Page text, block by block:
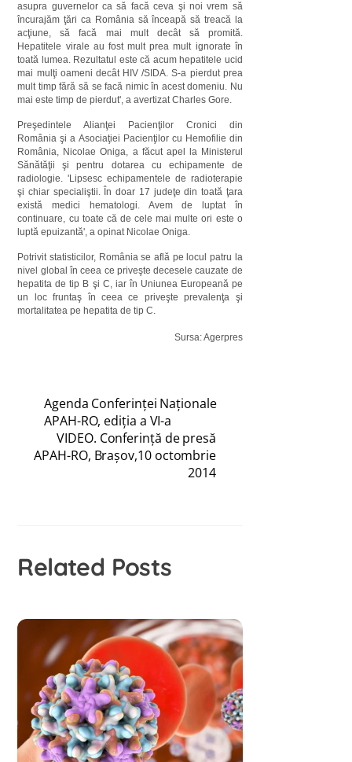
asupra guvernelor ca să facă ceva şi noi vrem să
încurajăm ţări ca România să înceapă să treacă la
acţiune, să facă mai mult decât să promită.
Hepatitele virale au fost mult prea mult ignorate în
toată lumea. Rezultatul este că acum hepatitele ucid
mai mulţi oameni decât HIV /SIDA. S-a pierdut prea
mult timp fără să se facă nimic în acest domeniu. Nu
mai este timp de pierdut', a avertizat Charles Gore.
Preşedintele Alianţei Pacienţilor Cronici din
România şi a Asociaţiei Pacienţilor cu Hemofilie din
România, Nicolae Oniga, a făcut apel la Ministerul
Sănătăţii şi pentru dotarea cu echipamente de
radiologie. 'Lipsesc echipamentele de radioterapie
şi chiar specialiştii. În doar 17 judeţe din toată ţara
există medici hematologi. Avem de luptat în
continuare, cu toate că de cele mai multe ori este o
luptă epuizantă', a opinat Nicolae Oniga.
Potrivit statisticilor, România se află pe locul patru la
nivel global în ceea ce priveşte decesele cauzate de
hepatita de tip B şi C, iar în Uniunea Europeană pe
un loc fruntaş în ceea ce priveşte prevalenţa şi
mortalitatea pe hepatita de tip C.
Sursa: Agerpres
Agenda Conferinței Naționale
APAH-RO, ediția a VI-a
VIDEO. Conferință de presă
APAH-RO, Brașov,10 octombrie
2014
Related Posts